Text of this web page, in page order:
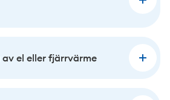
el eller fjärrvärme